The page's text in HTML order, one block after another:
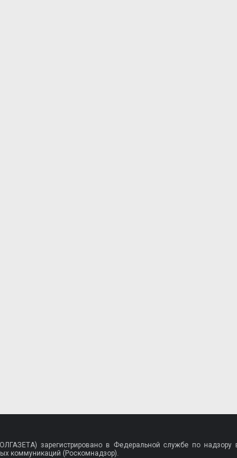
зарегистрировано в Федеральной службе по надзору
коммуникаций (Роскомнадзор).